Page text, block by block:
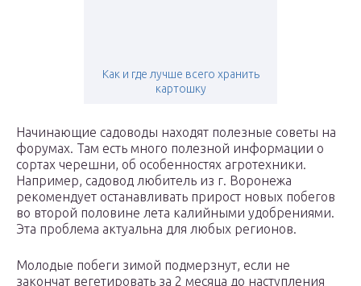
Как и где лучше всего хранить
картошку
Начинающие садоводы находят полезные советы на
форумах. Там есть много полезной информации о
сортах черешни, об особенностях агротехники.
Например, садовод любитель из г. Воронежа
рекомендует останавливать прирост новых побегов
во второй половине лета калийными удобрениями.
Эта проблема актуальна для любых регионов.
Молодые побеги зимой подмерзнут, если не
закончат вегетировать за 2 месяца до наступления